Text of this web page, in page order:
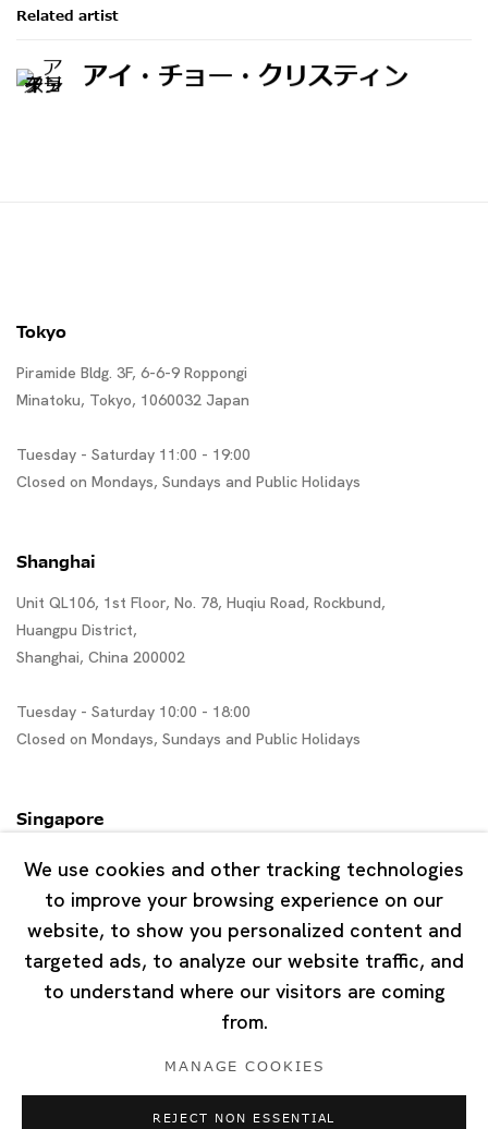
Related artist
アイ・チョー・クリスティン
Tokyo
Piramide Bldg. 3F, 6-6-9 Roppongi
Minatoku, Tokyo, 1060032 Japan
Tuesday - Saturday 11:00 - 19:00
Closed on Mondays, Sundays and Public Holidays
Shanghai
Unit QL106, 1st Floor, No. 78, Huqiu Road, Rockbund,
Huangpu District,
Shanghai, China 200002
Tuesday - Saturday 10:00 - 18:00
Closed on Mondays, Sundays and Public Holidays
Singapore
7 Lock Road, #02-13 Gillman Barracks
Tuesday - Saturday 11:00 - 19:00
Closed on Mondays, Sundays and Public Holidays
Cookie Policy Manage cookies
We use cookies and other tracking technologies
to improve your browsing experience on our
website, to show you personalized content and
targeted ads, to analyze our website traffic, and
to understand where our visitors are coming
from.
MANAGE COOKIES
REJECT NON ESSENTIAL